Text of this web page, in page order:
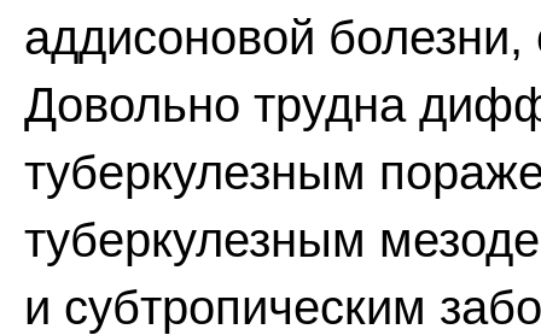
аддисоновой
Довольно трудна
туберкулезным
туберкулезным
и субтропическим